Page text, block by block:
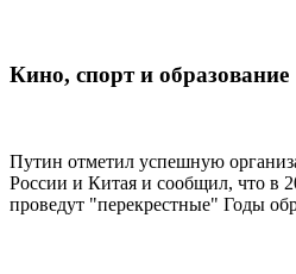
Кино, спорт и образование
Путин отметил успешную
России и Китая и сообщил, что в
проведут "перекрестные" Годы